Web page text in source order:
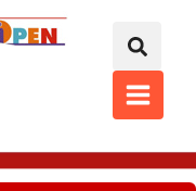
MAIN
MENU